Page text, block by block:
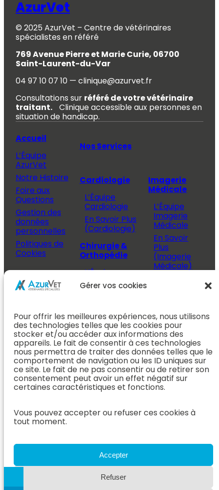
Gérer vos cookies
Pour offrir les meilleures expériences, nous utilisons
des technologies telles que les cookies pour
stocker et/ou accéder aux informations des
appareils. Le fait de consentir à ces technologies
nous permettra de traiter des données telles que le
comportement de navigation ou les ID uniques sur
ce site. Le fait de ne pas consentir ou de retirer son
consentement peut avoir un effet négatif sur
certaines caractéristiques et fonctions.
Vous pouvez accepter ou refuser ces cookies à
tout moment.
Accepter
Refuser
AzurVet
© 2025 AzurVet – Centre de vétérinaires
spécialistes en référé
769 Avenue Pierre et Marie Curie, 06700
Saint-Laurent-du-Var
04 97 10 07 10 — clinique@azurvet.fr
Consultations sur référé de votre vétérinaire
traitant. Clinique accessible aux personnes en
situation de handicap.
Accueil
L’Équipe
AzurVet
Notre Histoire
Foire aux
Questions
Gestion des
données
personnelles
Politiques de
Cookies
Propriétaire
Prendre
rendez-vous
Après mon
rendez-vous
Espace
Vétérinaire
cas
Nous rejoindre
AzurVet
Nos Services
Cardiologie
L’Équipe
Cardiologie
En Savoir Plus
(Cardiologie)
Chirurgie &
Orthopédie
L’Équipe
Chirurgie &
Orthopédie
(Chirurgie &
Orthopédie)
Dentisterie &
ORL
L’Équipe
Dentisterie &
ORL
(Dentisterie &
ORL)
L’Équipe
Hospitalisation
En Savoir Plus
(Hospitalisation)
Imagerie
Médicale
L’Équipe
Imagerie
Médicale
En Savoir
Plus
(Imagerie
Médicale)
Médecine
Interne
En Savoir
Plus
(Médecine
Interne)
Neurologie
Neurologie
(Neurologie)